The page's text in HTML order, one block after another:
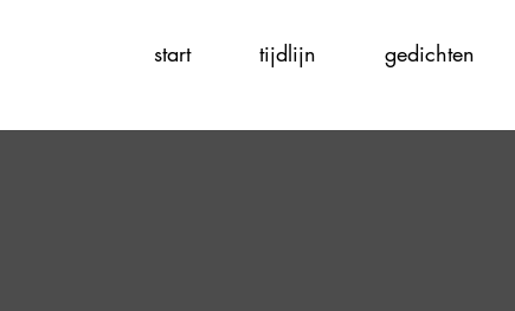
start tijdlijn gedichten